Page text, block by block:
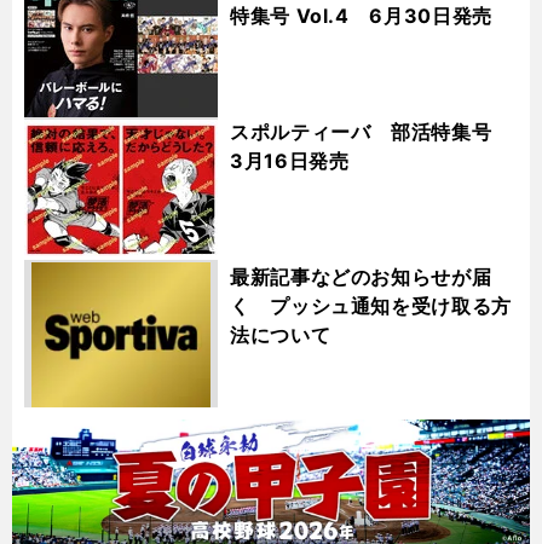
特集号 Vol.4 6月30日発売
スポルティーバ 部活特集号
3月16日発売
最新記事などのお知らせが届
く プッシュ通知を受け取る方
法について